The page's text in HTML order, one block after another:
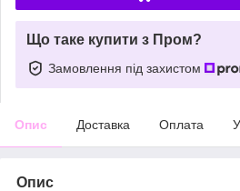
Що таке купити з Пром?
Замовлення під захистом
Опис Доставка Оплата
Опис